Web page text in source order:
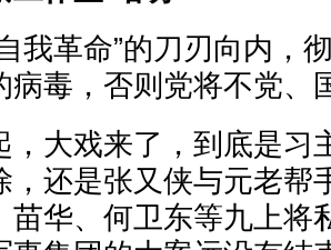
革命”的刀刃向内，
病毒，否则党将不党、
戏来了，到底是习
，还是张又侠与元老帮
苗华、何卫东等九上将